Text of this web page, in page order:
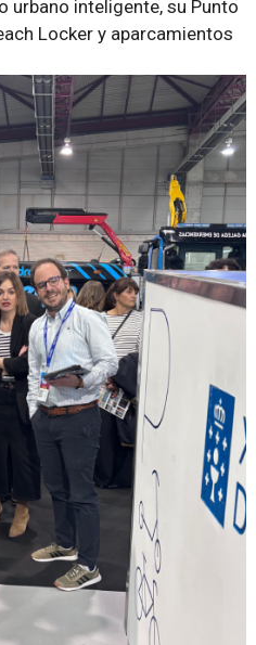
inteligente, su Punto
Locker y aparcamientos